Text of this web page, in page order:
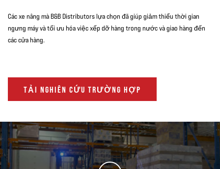
Các xe nâng mà B&B Distributors lựa chọn đã giúp giảm thiểu thời gian
ngưng máy và tối ưu hóa việc xếp dỡ hàng trong nước và giao hàng đến
các cửa hàng.
TẢI NGHIÊN CỨU TRƯỜNG HỢP